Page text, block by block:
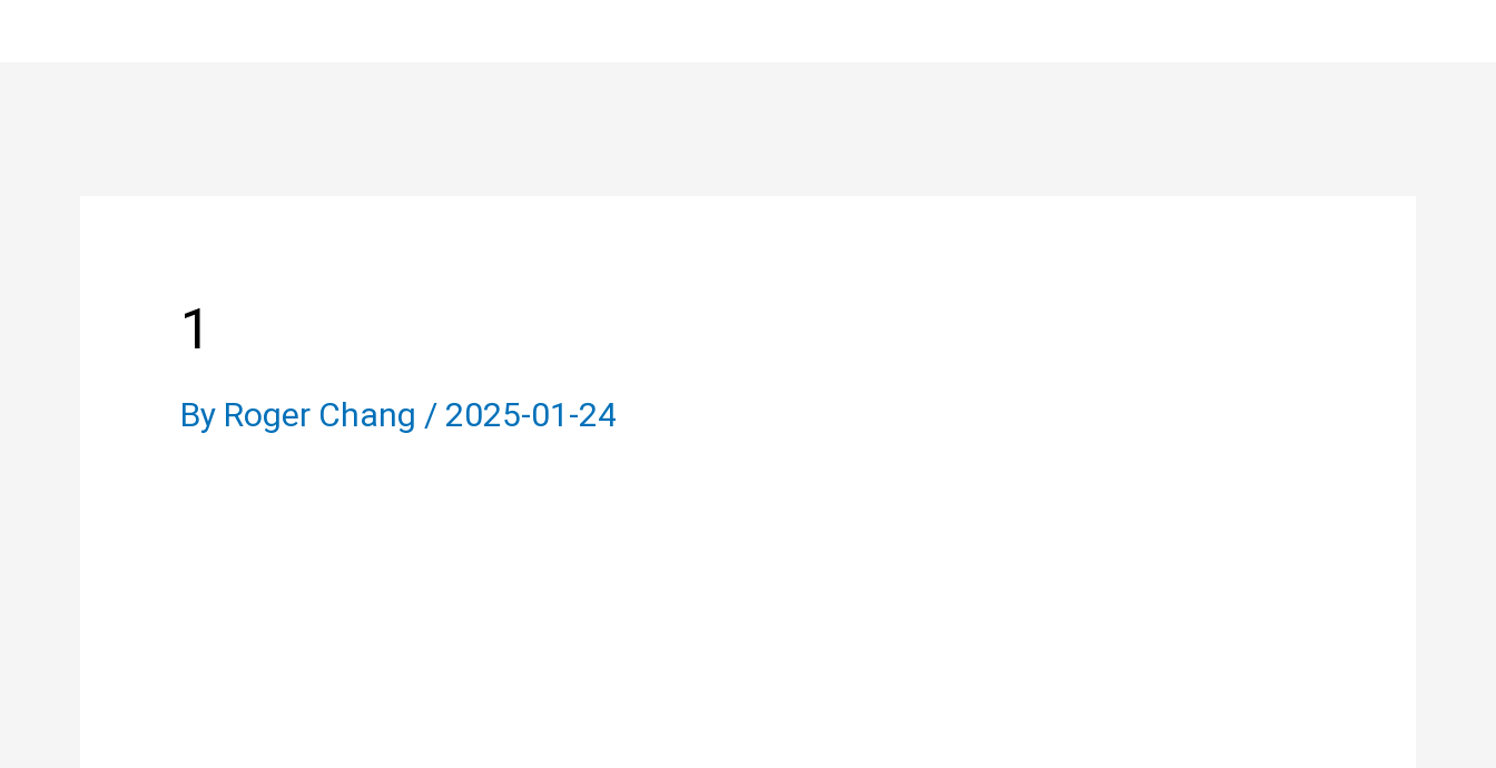
1
By Roger Chang / 2025-01-24